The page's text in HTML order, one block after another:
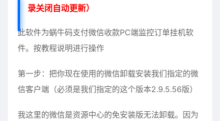
录关闭自动更新）
此软件为蜗牛码支付微信收款PC端监控订单挂机软
件。按教程说明进行操作
第一步：把你现在使用的微信卸载安装我们指定的微
信客户端（必须是我们指定的这个版本2.9.5.56版）
我这里的微信是资源中心的免安装版无法卸载。因为